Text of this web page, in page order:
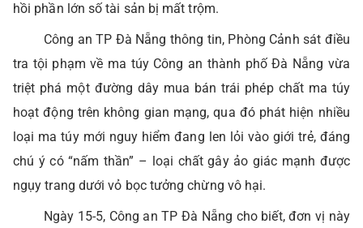
hồi phần lớn số tài sản bị mất trộm.
Công an TP Đà Nẵng thông tin, Phòng Cảnh sát điều
tra tội phạm về ma túy Công an thành phố Đà Nẵng vừa
triệt phá một đường dây mua bán trái phép chất ma túy
hoạt động trên không gian mạng, qua đó phát hiện nhiều
loại ma túy mới nguy hiểm đang len lỏi vào giới trẻ, đáng
chú ý có “nấm thần” – loại chất gây ảo giác mạnh được
ngụy trang dưới vỏ bọc tưởng chừng vô hại.
Ngày 15-5, Công an TP Đà Nẵng cho biết, đơn vị này